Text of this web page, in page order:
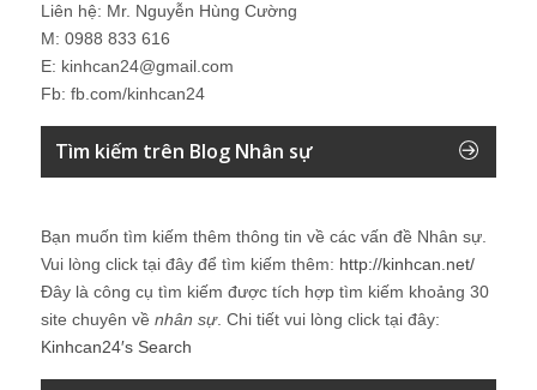
Liên hệ: Mr. Nguyễn Hùng Cường
M: 0988 833 616
E: kinhcan24@gmail.com
Fb: fb.com/kinhcan24
Tìm kiếm trên Blog Nhân sự
Bạn muốn tìm kiếm thêm thông tin về các vấn đề Nhân sự
Vui lòng click tại đây để tìm kiếm thêm: http://kinhcan.net/
Đây là công cụ tìm kiếm được tích hợp tìm kiếm khoảng 30
site chuyên về nhân sự. Chi tiết vui lòng click tại đây:
Kinhcan24′s Search